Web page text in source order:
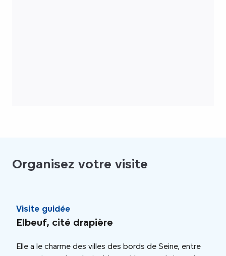
Organisez votre visite
Visite guidée
Elbeuf, cité drapière
Elle a le charme des villes des bords de Seine, entre